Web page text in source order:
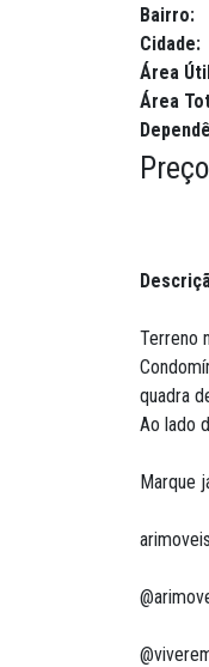
Bairro:
Cidade:
Área
Área
Terreno
quadra
Ao lado
Marque